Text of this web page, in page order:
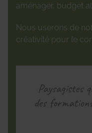
aménager, budget
Nous userons de
créativité pour le
Paysagistes
des